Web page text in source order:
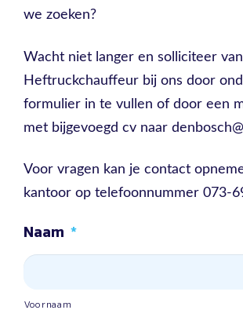
we zoeken?
Wacht niet langer en solliciteer
Heftruckchauffeur bij ons door
formulier in te vullen of door een
met bijgevoegd cv naar
Voor vragen kan je contact
kantoor op telefoonnummer 073-
Naam *
Voornaam